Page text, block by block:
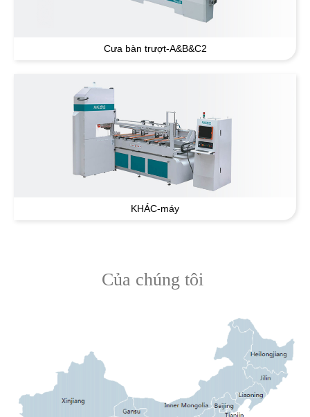
Cưa bàn trượt-A&B&C2
KHÁC-máy
Của chúng tôi